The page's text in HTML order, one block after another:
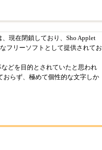
、現在閉鎖しており、Sho Applet
フリーソフトとして提供されてお
どを目的とされていたと思われ
おらず、極めて個性的な文字しか